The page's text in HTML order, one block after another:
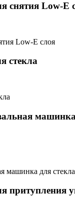
снятия Low-E
стекла
машинка
притупления